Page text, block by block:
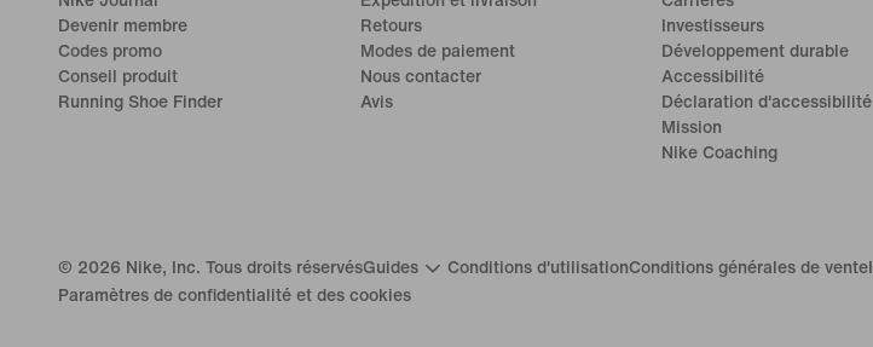
Devenir membre
Codes promo
Conseil produit
Running Shoe Finder
Retours
Modes de paiement
Nous contacter
Avis
Investisseurs
Développement durable
Accessibilité
Déclaration d'accessibilité
Mission
Nike Coaching
© 2026 Nike, Inc. Tous droits réservésGuides Conditions d'utilisationConditions générales de vente
Paramètres de confidentialité et des cookies